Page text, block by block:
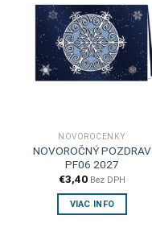
NOVOROČENKY
NOVOROČNÝ POZDRAV
PF06 2027
€3,40 Bez DPH
VIAC INFO